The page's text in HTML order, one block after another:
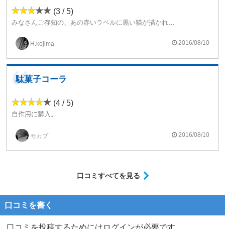
(3 / 5)
みなさんご存知の、あの赤いラベルに黒い猫が描かれている風船ガム。
と言うか、それ以外に例えようのない香りです。
甘さは、然程感じませんが何よりもあのガムの香りが強い。
なので、混ぜて使う場合は少し配分が難しいかもしれません。
私の場合は、ココナッツのフレーバーと混ぜれば、マリブコークみたいに美味いの出来るんじゃね？！的な感覚で買ったのですが、そんなに甘いもんじゃありませんでした。←当たり前ですが。
H.kojima 2016/08/10
駄菓子コーラ
(4 / 5)
自作用に購入。
フレーバーの匂いだけなら多少の炭酸感も期待できましたが、吸ってみるとやはり炭酸感はゼロ。
駄菓子のコーラって感じでした。
モカプ 2016/08/10
口コミすべてを見る
口コミを書く
口コミを投稿するためにはログインが必要です。